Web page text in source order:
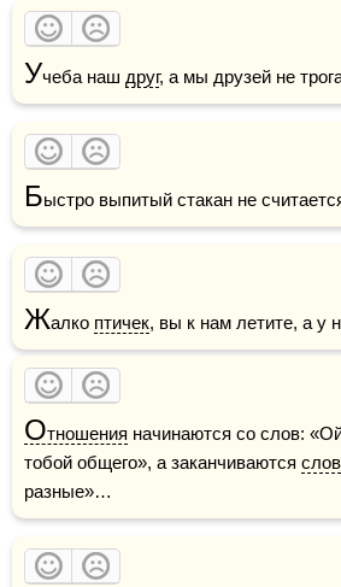
Учеба наш друг, а мы друзей не
Быстро выпитый стакан не
Жалко птичек, вы к нам летите, а у
Отношения начинаются со слов:
тобой общего», а заканчиваются слов
разные»…